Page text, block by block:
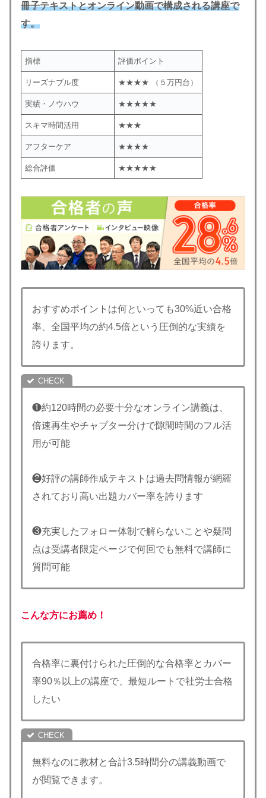
冊子テキストとオンライン動画で構成される講座で
す。
指標 評価ポイント
リーズナブル度 ★★★★ （５万円台）
実績・ノウハウ ★★★★★
スキマ時間活用 ★★★
アフターケア ★★★★
総合評価 ★★★★★
おすすめポイントは何といっても30%近い合格
率、全国平均の約4.5倍という圧倒的な実績を
誇ります。
❶約120時間の必要十分なオンライン講義は、
倍速再生やチャプター分けで隙間時間のフル活
用が可能
❷好評の講師作成テキストは過去問情報が網羅
されており高い出題カバー率を誇ります
❸充実したフォロー体制で解らないことや疑問
点は受講者限定ページで何回でも無料で講師に
質問可能
こんな方にお薦め！
合格率に裏付けられた圧倒的な合格率とカバー
率90％以上の講座で、最短ルートで社労士合格
したい
無料なのに教材と合計3.5時間分の講義動画で
が閲覧できます。